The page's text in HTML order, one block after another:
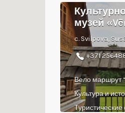
музей
c. Svilpova,
+371
Вело маршрут
Культура и
Туристические